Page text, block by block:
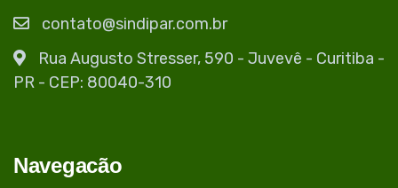
contato@sindipar.com.br
Rua Augusto Stresser, 590 - Juvevê - Curitiba -
PR - CEP: 80040-310
Navegacão